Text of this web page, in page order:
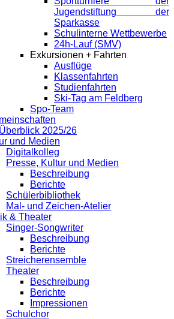
Jugendstiftung der
Sparkasse
Schulinterne Wettbewerbe
24h-Lauf (SMV)
Exkursionen + Fahrten
Ausflüge
Klassenfahrten
Studienfahrten
Ski-Tag am Feldberg
Spo-Team
2025/26
und Medien
Digitalkolleg
Presse, Kultur und Medien
Beschreibung
Berichte
Schülerbibliothek
Mal- und Zeichen-Atelier
& Theater
Singer-Songwriter
Beschreibung
Berichte
Streicherensemble
Theater
Beschreibung
Berichte
Impressionen
Schulchor